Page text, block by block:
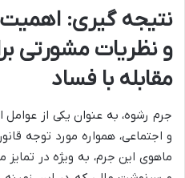
نتیجه گیری:
و نظریات مشورتی
مقابله با فساد
جرم رشوه، به عنوان یکی از
و اجتماعی، همواره مورد توجه
ماهوی این جرم، به ویژه در